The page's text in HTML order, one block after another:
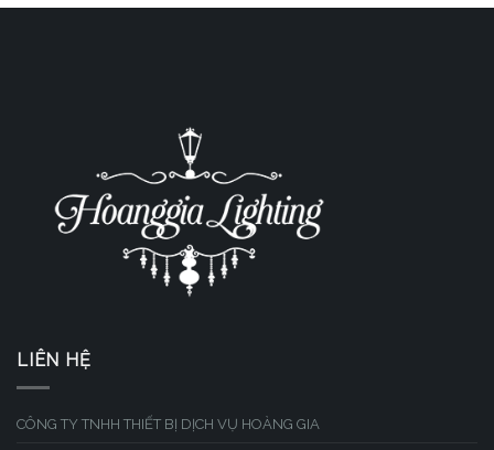
LIÊN HỆ
CÔNG TY TNHH THIẾT BỊ DỊCH VỤ HOÀNG GIA